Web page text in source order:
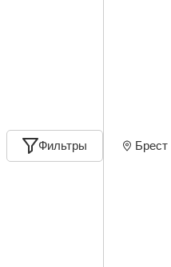
Фильтры Брест